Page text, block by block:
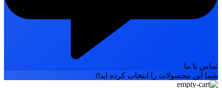
تماس با ما
شما این محصولات را انتخاب کرده اید0